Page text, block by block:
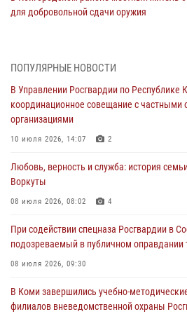
для добровольной сдачи оружия
Росгвардии по Республике Коми лично
31 июля 2026, 06:57 8
В Усинске росгвардейцы оперативно
30 июля 2026, 13:53
В Санкт-Петербурге прошел окружной
Всероссийского конкурса
сотрудников вневедомственной охраны
В Сыктывкаре росгвардейцы приняли
Дня Крещения Руси и Дня святого
28 июля 2026, 13:32 8
ПОПУЛЯРНЫЕ НОВОСТИ
В Управлении Росгвардии по Республике
координационное совещание с частными
организациями
10 июля 2026, 14:07 2
Любовь, верность и служба: история
Воркуты
08 июля 2026, 08:02 4
При содействии спецназа Росгвардии в
подозреваемый в публичном оправдании
08 июля 2026, 09:30
В Коми завершились учебно-
филиалов вневедомственной охраны